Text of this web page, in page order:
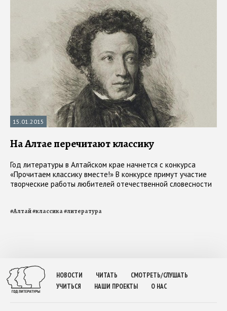
15.01.2015
На Алтае перечитают классику
Год литературы в Алтайском крае начнется с конкурса
«Прочитаем классику вместе!» В конкурсе примут участие
творческие работы любителей отечественной словесности
#Алтай#классика#литература
НОВОСТИ ЧИТАТЬ
СМОТРЕТЬ/СЛУШАТЬ
УЧИТЬСЯ
НАШИ ПРОЕКТЫ О НАС